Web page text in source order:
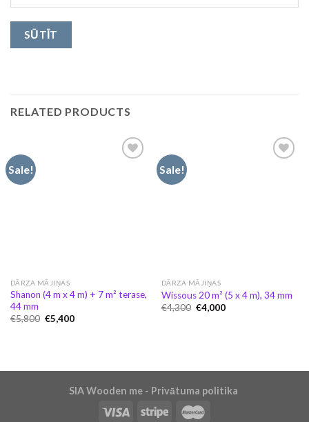
RELATED PRODUCTS
Sale!
DĀRZA MĀJIŅAS
Shanon (4 m x 4 m) + 7 m² terase,
44 mm
€5,800 Original
price
€5,400Current
Sale!
DĀRZA MĀJIŅAS
Wissous 20 m² (5 x 4 m), 34 mm
€4,300 Original
price
€4,000Current
SIA Wooden me - Privātuma politika